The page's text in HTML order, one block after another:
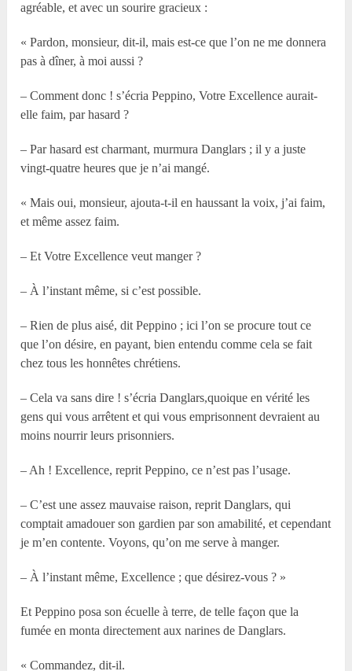
agréable, et avec un sourire gracieux :
« Pardon, monsieur, dit-il, mais est-ce que l’on ne me donnera
pas à dîner, à moi aussi ?
– Comment donc ! s’écria Peppino, Votre Excellence aurait-
elle faim, par hasard ?
– Par hasard est charmant, murmura Danglars ; il y a juste
vingt-quatre heures que je n’ai mangé.
« Mais oui, monsieur, ajouta-t-il en haussant la voix, j’ai faim,
et même assez faim.
– Et Votre Excellence veut manger ?
– À l’instant même, si c’est possible.
– Rien de plus aisé, dit Peppino ; ici l’on se procure tout ce
que l’on désire, en payant, bien entendu comme cela se fait
chez tous les honnêtes chrétiens.
– Cela va sans dire ! s’écria Danglars,quoique en vérité les
gens qui vous arrêtent et qui vous emprisonnent devraient au
moins nourrir leurs prisonniers.
– Ah ! Excellence, reprit Peppino, ce n’est pas l’usage.
– C’est une assez mauvaise raison, reprit Danglars, qui
comptait amadouer son gardien par son amabilité, et cependant
je m’en contente. Voyons, qu’on me serve à manger.
– À l’instant même, Excellence ; que désirez-vous ? »
Et Peppino posa son écuelle à terre, de telle façon que la
fumée en monta directement aux narines de Danglars.
« Commandez, dit-il.